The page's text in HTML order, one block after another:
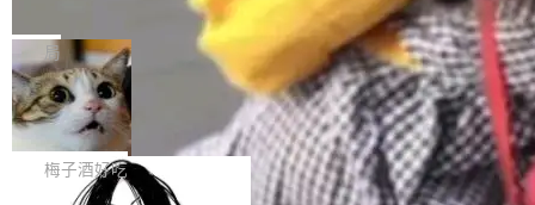
级应用，企业在规模化落地过程中，对安全性、
可控性和代码质量提出了更高要求。 首先是数据
安全与合规要求。对于大多数普通研发场景，公
有云模型能够满足快速试用和效率提升的需求。
但对于金融、能源、医疗等对数据安全要求较...
AI算力网关（AI创新平台）成功入选！ 随着各行
各业的Agent走向规模化建设，算力构成形态逐
渐丰富，用户关注的重点也在发生变化：不只是
让AI用起来，还要进一步看清混合算力时代下，
Token花在哪里、算力是否被充分利用，以及持
续增长的AI成本该如何优化。 深信服AI算力网关
正是围绕这些实际问题，从Token治理和成本治
束，一个实验室的开始
Google 员工编号 20。MapReduce 作者之一。
Bigtable 作者之一。TensorFlow 的作者之一。
Gemini 的架构师。Google 首席科学家。 Jeff D
ean 在 Google 工作了 27 年后，宣布离职。 他
不是一个人走。一同离开的还有 Sanjay Ghema
wat（Google 员工编号 23，Jeff Dean 二十多
年的编程搭档，MapReduce 和 Bigtable 的共同
局
🔥 SolonCode v2026.8.4 发布：界面
字体可调、22 种语言、记忆搜索增强
打开终端就能上岗的全中文编码智能体，这一轮
把「看得清、用母语、记得住」三件事一次补
齐。 SolonCode 是什么 SolonCode 是杭州无
梅子酒好吃